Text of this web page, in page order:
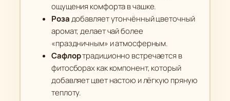
ощущения комфорта в чашке.
Розадобавляет утончённый цветочный
аромат, делает чай более
«праздничным» и атмосферным.
Сафлортрадиционно встречается в
фитосборах как компонент, который
добавляет цвет настою и лёгкую пряную
теплоту.